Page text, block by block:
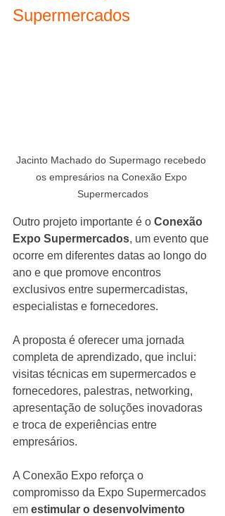
Supermercados
Jacinto Machado do Supermago recebedo
os empresários na Conexão Expo
Supermercados
Outro projeto importante é o Conexão
Expo Supermercados, um evento que
ocorre em diferentes datas ao longo do
ano e que promove encontros
exclusivos entre supermercadistas,
especialistas e fornecedores.
A proposta é oferecer uma jornada
completa de aprendizado, que inclui:
visitas técnicas em supermercados e
fornecedores, palestras, networking,
apresentação de soluções inovadoras
e troca de experiências entre
empresários.
A Conexão Expo reforça o
compromisso da Expo Supermercados
em estimular o desenvolvimento